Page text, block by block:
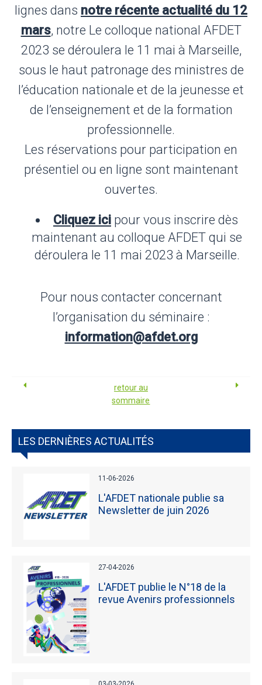
lignes dans notre récente actualité du 12
mars, notre Le colloque national AFDET
2023 se déroulera le 11 mai à Marseille,
sous le haut patronage des ministres de
l’éducation nationale et de la jeunesse et
de l’enseignement et de la formation
professionnelle.
Les réservations pour participation en
présentiel ou en ligne sont maintenant
ouvertes.
Cliquez ici pour vous inscrire dès
maintenant au colloque AFDET qui se
déroulera le 11 mai 2023 à Marseille.
Pour nous contacter concernant
l’organisation du séminaire :
information@afdet.org
retour au
sommaire
LES DERNIÈRES ACTUALITÉS
11-06-2026
L'AFDET nationale publie sa
Newsletter de juin 2026
27-04-2026
L'AFDET publie le N°18 de la
revue Avenirs professionnels